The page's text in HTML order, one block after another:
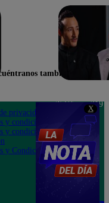
X
también en
privacidad
y condiciones
y condiciones
y Condiciones
Teléfono: 219
Av. San
Felipe 968
Jesús María